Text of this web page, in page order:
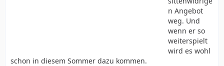
n Angebot
weg. Und
wenn er so
weiterspielt
wird es wohl
schon in diesem Sommer dazu kommen.